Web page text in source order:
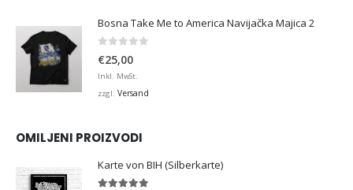
Bosna Take Me to America Navijačka Majica 2
€25,00
Inkl. MwSt.
zzgl. Versand
OMILJENI PROIZVODI
Karte von BIH (Silberkarte)